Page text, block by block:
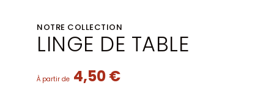
NOTRE COLLECTION
LINGE DE TABLE
À partir de 4,50 €